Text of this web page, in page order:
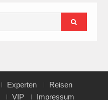
Experten
Reisen
VIP Impressum